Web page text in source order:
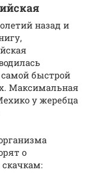
назад и
быстрой
Максимальная
у жеребца
о